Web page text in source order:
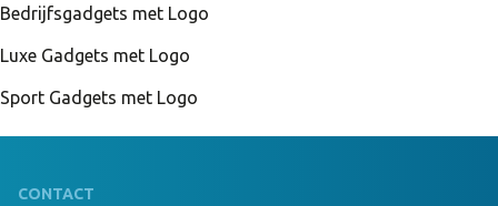
Bedrijfsgadgets met Logo
Luxe Gadgets met Logo
Sport Gadgets met Logo
CONTACT